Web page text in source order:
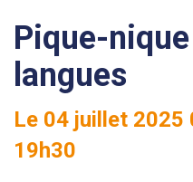
Pique-
langues
Le 04 juillet 2025
19h30